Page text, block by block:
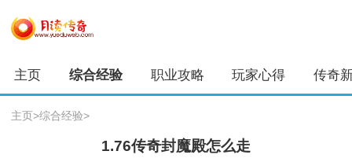
主页 综合经验 职业攻略 玩家心得 传奇
主页>综合经验>
1.76传奇封魔殿怎么走